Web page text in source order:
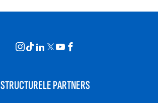
STRUCTURELE PARTNERS